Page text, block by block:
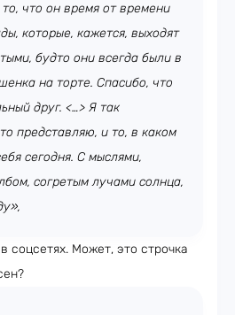
что он время от времени
которые, кажется, выходят
будто они всегда были в
на торте. Спасибо, что
друг. <…> Я так
представляю, и то, в каком
сегодня. С мыслями,
согретым лучами солнца,
соцсетях. Может, это строчка